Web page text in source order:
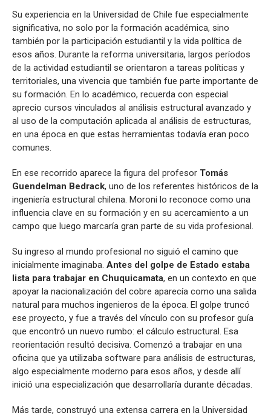
Su experiencia en la Universidad de Chile fue especialmente
significativa, no solo por la formación académica, sino
también por la participación estudiantil y la vida política de
esos años. Durante la reforma universitaria, largos períodos
de la actividad estudiantil se orientaron a tareas políticas y
territoriales, una vivencia que también fue parte importante de
su formación. En lo académico, recuerda con especial
aprecio cursos vinculados al análisis estructural avanzado y
al uso de la computación aplicada al análisis de estructuras,
en una época en que estas herramientas todavía eran poco
comunes.
En ese recorrido aparece la figura del profesor Tomás
Guendelman Bedrack, uno de los referentes históricos de la
ingeniería estructural chilena. Moroni lo reconoce como una
influencia clave en su formación y en su acercamiento a un
campo que luego marcaría gran parte de su vida profesional.
Su ingreso al mundo profesional no siguió el camino que
inicialmente imaginaba. Antes del golpe de Estado estaba
lista para trabajar en Chuquicamata, en un contexto en que
apoyar la nacionalización del cobre aparecía como una salida
natural para muchos ingenieros de la época. El golpe truncó
ese proyecto, y fue a través del vínculo con su profesor guía
que encontró un nuevo rumbo: el cálculo estructural. Esa
reorientación resultó decisiva. Comenzó a trabajar en una
oficina que ya utilizaba software para análisis de estructuras,
algo especialmente moderno para esos años, y desde allí
inició una especialización que desarrollaría durante décadas.
Más tarde, construyó una extensa carrera en la Universidad